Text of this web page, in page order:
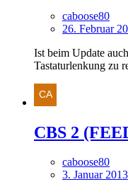
caboose80
26. Februar
Ist beim Update
Tastaturlenkung zu
CBS 2
caboose80
3. Januar 2013